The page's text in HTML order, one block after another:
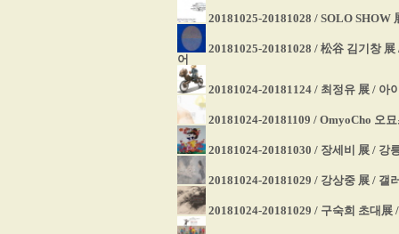
20181025-20181028 / SOLO SHOW
20181025-20181028 / 松谷 김기창
어
20181024-20181124 / 최정유 展 / 아
20181024-20181109 / OmyoCho 오
20181024-20181030 / 장세비 展 / 강
20181024-20181029 / 강상중 展 / 갤
20181024-20181029 / 구숙희 초대